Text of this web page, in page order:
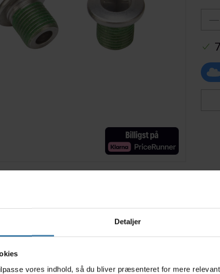
Detaljer
vores indhold, så du bliver præsenteret for mere